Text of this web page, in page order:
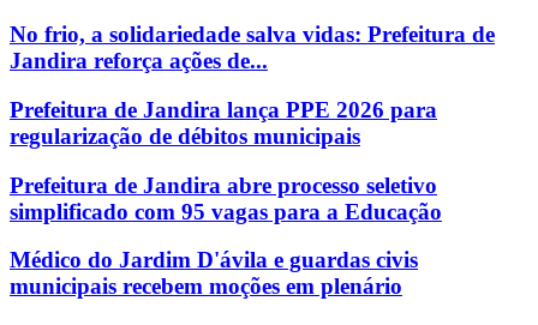
No frio, a solidariedade salva vidas: Prefeitura de
Jandira reforça ações de...
Prefeitura de Jandira lança PPE 2026 para
regularização de débitos municipais
Prefeitura de Jandira abre processo seletivo
simplificado com 95 vagas para a Educação
Médico do Jardim D'ávila e guardas civis
municipais recebem moções em plenário